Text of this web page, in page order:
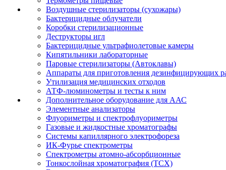
Воздушные стерилизаторы (сухожары)
Бактерицидные облучатели
Коробки стерилизационные
Деструкторы игл
Бактерицидные ультрафиолетовые камеры
Кипятильники лабораторные
Паровые стерилизаторы (Автоклавы)
Аппараты для приготовления дезинфицирующих
Утилизация медицинских отходов
АТФ-люминометры и тесты к ним
Дополнительное оборудование для ААС
Элементные анализаторы
Флуориметры и спектрофлуориметры
Газовые и жидкостные хроматографы
Системы капиллярного электрофореза
ИК-Фурье спектрометры
Спектрометры атомно-абсорбционные
Тонкослойная хроматография (ТСХ)